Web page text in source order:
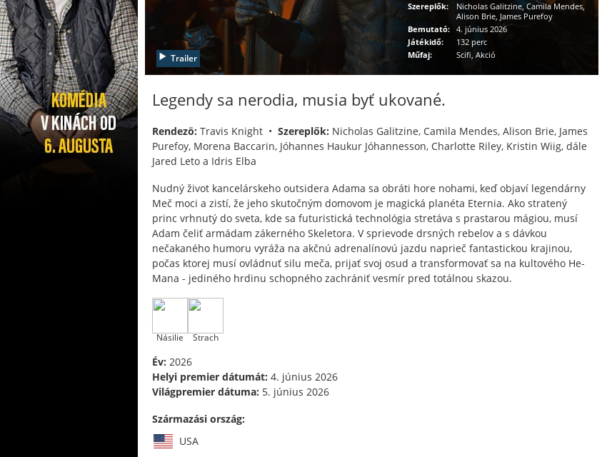
Trailer
Szereplők:
Nicholas Galitzine, Camila Mendes,
Alison Brie, James Purefoy
Bemutató: 4. június 2026
Játékidő:
132 perc
Műfaj:
Scifi, Akció
Legendy sa nerodia, musia byť ukované.
Rendezö: Travis Knight • Szereplők: Nicholas Galitzine, Camila Mendes, Alison Brie, James
Purefoy, Morena Baccarin, Jóhannes Haukur Jóhannesson, Charlotte Riley, Kristin Wiig, dále
Jared Leto a Idris Elba
Nudný život kancelárskeho outsidera Adama sa obráti hore nohami, keď objaví legendárny
Meč moci a zistí, že jeho skutočným domovom je magická planéta Eternia. Ako stratený
princ vrhnutý do sveta, kde sa futuristická technológia stretáva s prastarou mágiou, musí
Adam čeliť armádam zákerného Skeletora. V sprievode drsných rebelov a s dávkou
nečakaného humoru vyráža na akčnú adrenalínovú jazdu naprieč fantastickou krajinou,
počas ktorej musí ovládnuť silu meča, prijať svoj osud a transformovať sa na kultového He-
Mana - jediného hrdinu schopného zachrániť vesmír pred totálnou skazou.
Násilie Strach
Év: 2026
Helyi premier dátumát: 4. június 2026
Világpremier dátuma: 5. június 2026
Származási ország:
USA